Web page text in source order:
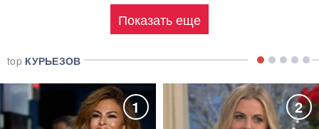
Показать еще
top КУРЬЕЗОВ
1 2